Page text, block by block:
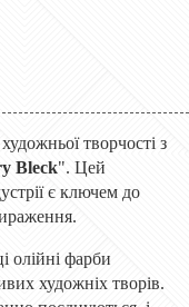
творчості з
Bleck". Цей
є ключем до
олійні фарби
художніх творів.